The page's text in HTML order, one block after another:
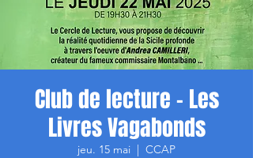
Club de lecture - Les
Livres Vagabonds
jeu. 15 mai
  |
CCAP